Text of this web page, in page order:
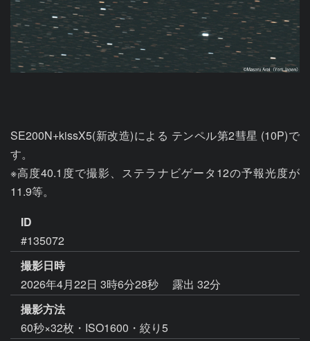
SE200N+kissX5(新改造)による テンペル第2彗星 (10P)で
す。
※高度40.1度で撮影、ステラナビゲータ12の予報光度が
11.9等。
ID
#135072
撮影日時
2026年4月22日 3時6分28秒
露出 32分
撮影方法
60秒×32枚・ISO1600・絞り5